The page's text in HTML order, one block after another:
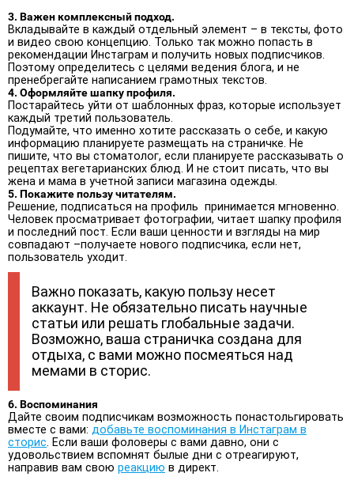
3. Важен комплексный подход.
Вкладывайте в каждый отдельный элемент – в тексты, фото
и видео свою концепцию. Только так можно попасть в
рекомендации Инстаграм и получить новых подписчиков.
Поэтому определитесь с целями ведения блога, и не
пренебрегайте написанием грамотных текстов.
4. Оформляйте шапку профиля.
Постарайтесь уйти от шаблонных фраз, которые использует
каждый третий пользователь.
Подумайте, что именно хотите рассказать о себе, и какую
информацию планируете размещать на страничке. Не
пишите, что вы стоматолог, если планируете рассказывать о
рецептах вегетарианских блюд. И не стоит писать, что вы
жена и мама в учетной записи магазина одежды.
5. Покажите пользу читателям.
Решение, подписаться на профиль принимается мгновенно.
Человек просматривает фотографии, читает шапку профиля
и последний пост. Если ваши ценности и взгляды на мир
совпадают –получаете нового подписчика, если нет,
пользователь уходит.
Важно показать, какую пользу несет
аккаунт. Не обязательно писать научные
статьи или решать глобальные задачи.
Возможно, ваша страничка создана для
отдыха, с вами можно посмеяться над
мемами в сторис.
6. Воспоминания
Дайте своим подписчикам возможность понастольгировать
вместе с вами: добавьте воспоминания в Инстаграм в
сторис. Если ваши фоловеры с вами давно, они с
удовольствием вспомнят былые дни с отреагируют,
направив вам свою реакцию в директ.